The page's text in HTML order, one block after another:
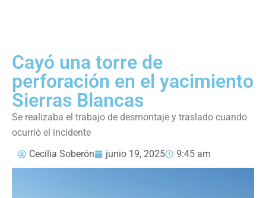
Cayó una torre de
perforación en el yacimiento
Sierras Blancas
Se realizaba el trabajo de desmontaje y traslado cuando
ocurrió el incidente
Cecilia Soberón
junio 19, 2025 9:45 am